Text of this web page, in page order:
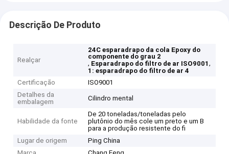
Descrição De Produto
Realçar
24C esparadrapo da cola Epoxy do
componente do grau 2
, Esparadrapo do filtro de ar ISO9001,
1: esparadrapo do filtro de ar 4
Certificação
ISO9001
Detalhes da
embalagem
Cilindro mental
Habilidade da fonte
De 20 toneladas/toneladas pelo
plutônio do mês cole um preto e um B
para a produção resistente do fi
Lugar de origem
Ping China